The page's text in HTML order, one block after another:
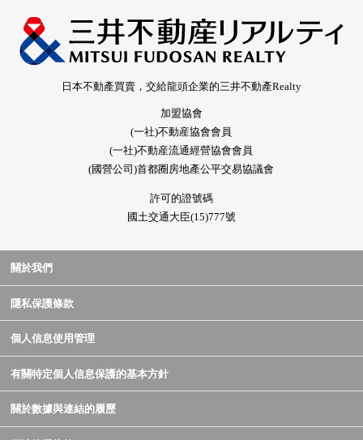
日本不動產買賣，交給龍頭企業的三井不動產Realty
加盟協會
(一社)不動産協會會員
(一社)不動産流通經營協會會員
(國營公司)首都圈房地產公平交易協議會
許可的證號碼
國土交通大臣(15)777號
關於我們
隱私保護條款
個人信息使用管理
有關特定個人信息保護的基本方針
關於數據與連結的履歷